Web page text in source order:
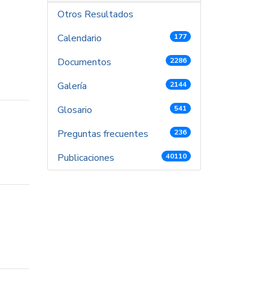
Otros Resultados
Calendario
177
Documentos 2286
Galería 2144
Glosario 541
Preguntas frecuentes 236
Publicaciones 40110